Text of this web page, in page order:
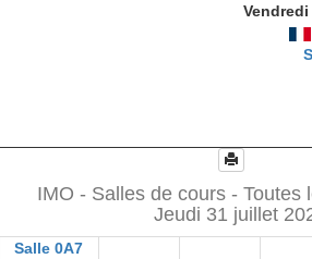
IMO - Salles de cours - Toutes
Jeudi 31 juillet
Salle 0A7